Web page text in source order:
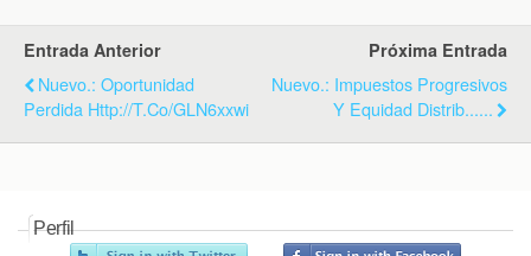
n
d
l
y
Entrada Anterior
Nuevo.: Oportunidad
Perdida Http://t.co/gLN6xxwi
Próxima Entrada
Nuevo.: Impuestos Progresivos
Y Equidad Distrib......
Perfil